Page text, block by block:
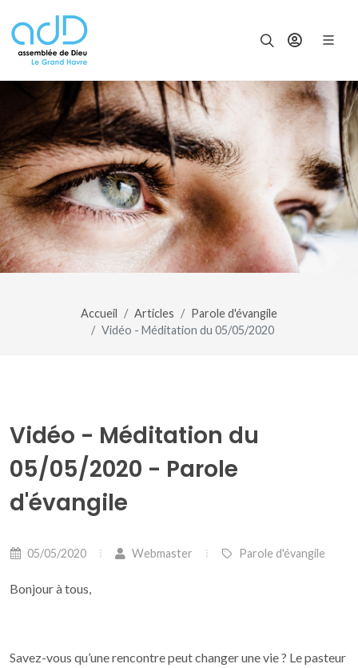
Accueil Articles
Parole d'évangile
Vidéo - Méditation du 05/05/2020
Vidéo - Méditation du
05/05/2020 - Parole
d'évangile
05/05/2020 Webmaster Parole d'évangile
Bonjour à tous,
Savez-vous qu’une rencontre peut changer une vie ? Le pasteur